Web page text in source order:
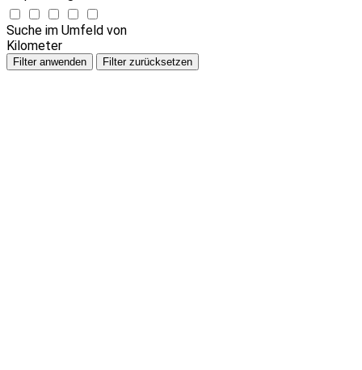
Suche im Umfeld von
Kilometer
Filter anwenden Filter zurücksetzen